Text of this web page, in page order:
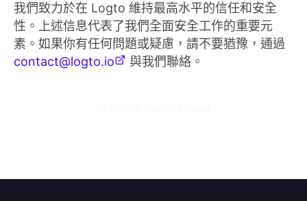
我們致力於在 Logto 維持最高水平的信任和安全
性。上述信息代表了我們全面安全工作的重要元
素。如果你有任何問題或疑慮，請不要猶豫，通過
contact@logto.io
與我們聯絡。